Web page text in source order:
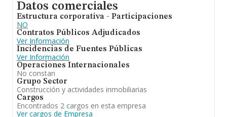
Datos comerciales
Estructura corporativa - Participaciones
NO
Contratos Públicos Adjudicados
Ver Información
Incidencias de Fuentes Públicas
Ver Información
Operaciones Internacionales
No constan
Grupo Sector
Construcción y actividades inmobiliarias
Cargos
Encontrados 2 cargos en esta empresa
Ver cargos de Empresa